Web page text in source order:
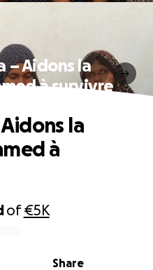
– Aidons la
à survivre
of€5K
Share
la
à